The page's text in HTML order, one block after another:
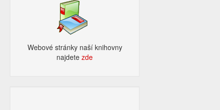
Webové stránky naší knihovny
najdetezde​